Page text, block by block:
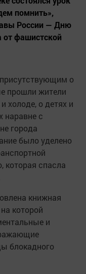
помнить»,
России — Дню
от фашистской
о
прошли жители
холоде, о детях и
наравне с
города
было уделено
которая спасла
книжная
которой
и
блокадного